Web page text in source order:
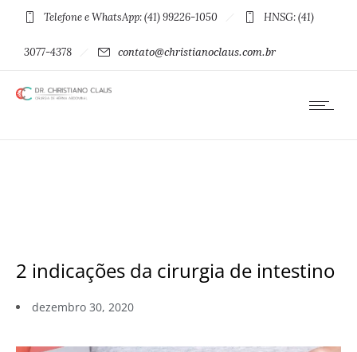
Telefone e WhatsApp: (41) 99226-1050 HNSG: (41)
3077-4378 contato@christianoclaus.com.br
2 indicações da cirurgia de intestino
dezembro 30, 2020